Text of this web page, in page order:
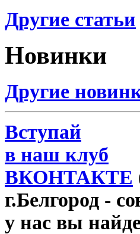
Другие статьи
Новинки
Другие
Вступай
в наш клуб
ВКОНТАКТЕ
г.Белгород -
у нас вы